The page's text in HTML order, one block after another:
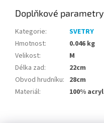
Doplňkové parametry
Kategorie:
SVETRY
Hmotnost:
0.046 kg
Velikost:
M
Délka zad:
22cm
Obvod hrudníku: 28cm
Materiál: 100% acryl